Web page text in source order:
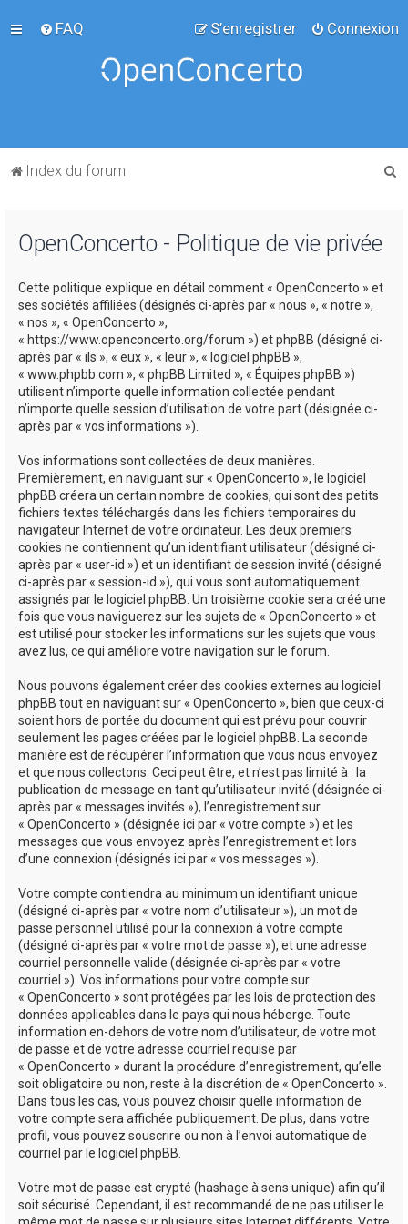
FAQ Connexion
S’enregistrer
Index du forum
OpenConcerto - Politique de vie privée
Cette politique explique en détail comment « OpenConcerto » et
ses sociétés affiliées (désignés ci-après par « nous », « notre »,
« nos », « OpenConcerto »,
« https://www.openconcerto.org/forum ») et phpBB (désigné ci-
après par « ils », « eux », « leur », « logiciel phpBB »,
« www.phpbb.com », « phpBB Limited », « Équipes phpBB »)
utilisent n’importe quelle information collectée pendant
n’importe quelle session d’utilisation de votre part (désignée ci-
après par « vos informations »).
Vos informations sont collectées de deux manières.
Premièrement, en naviguant sur « OpenConcerto », le logiciel
phpBB créera un certain nombre de cookies, qui sont des petits
fichiers textes téléchargés dans les fichiers temporaires du
navigateur Internet de votre ordinateur. Les deux premiers
cookies ne contiennent qu’un identifiant utilisateur (désigné ci-
après par « user-id ») et un identifiant de session invité (désigné
ci-après par « session-id »), qui vous sont automatiquement
assignés par le logiciel phpBB. Un troisième cookie sera créé une
fois que vous naviguerez sur les sujets de « OpenConcerto » et
est utilisé pour stocker les informations sur les sujets que vous
avez lus, ce qui améliore votre navigation sur le forum.
Nous pouvons également créer des cookies externes au logiciel
phpBB tout en naviguant sur « OpenConcerto », bien que ceux-ci
soient hors de portée du document qui est prévu pour couvrir
seulement les pages créées par le logiciel phpBB. La seconde
manière est de récupérer l’information que vous nous envoyez
et que nous collectons. Ceci peut être, et n’est pas limité à : la
publication de message en tant qu’utilisateur invité (désignée ci-
après par « messages invités »), l’enregistrement sur
« OpenConcerto » (désignée ici par « votre compte ») et les
messages que vous envoyez après l’enregistrement et lors
d’une connexion (désignés ici par « vos messages »).
Votre compte contiendra au minimum un identifiant unique
(désigné ci-après par « votre nom d’utilisateur »), un mot de
passe personnel utilisé pour la connexion à votre compte
(désigné ci-après par « votre mot de passe »), et une adresse
courriel personnelle valide (désignée ci-après par « votre
courriel »). Vos informations pour votre compte sur
« OpenConcerto » sont protégées par les lois de protection des
données applicables dans le pays qui nous héberge. Toute
information en-dehors de votre nom d’utilisateur, de votre mot
de passe et de votre adresse courriel requise par
« OpenConcerto » durant la procédure d’enregistrement, qu’elle
soit obligatoire ou non, reste à la discrétion de « OpenConcerto ».
Dans tous les cas, vous pouvez choisir quelle information de
votre compte sera affichée publiquement. De plus, dans votre
profil, vous pouvez souscrire ou non à l’envoi automatique de
courriel par le logiciel phpBB.
Votre mot de passe est crypté (hashage à sens unique) afin qu’il
soit sécurisé. Cependant, il est recommandé de ne pas utiliser le